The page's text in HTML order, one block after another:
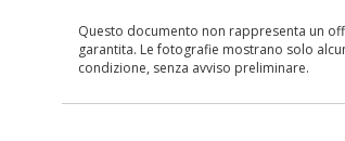
Questo documento non rappresenta un
garantita. Le fotografie mostrano solo
condizione, senza avviso preliminare.